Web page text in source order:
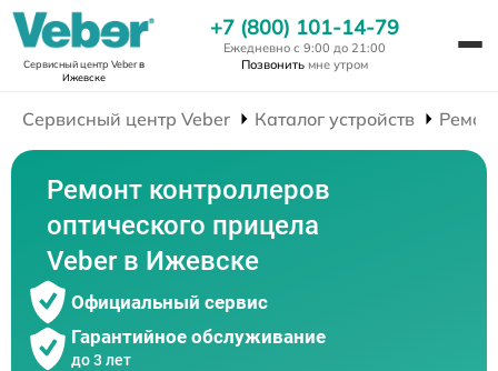
Сервисный центр Veberв
Ижевске
+7 (800) 101-14-79
Ежедневно с 9:00 до 21:00
Позвонить мне утром
Сервисный центр Veber Каталог устройств
Ремонт контроллеров
оптического прицела
Veber в Ижевске
Официальный сервис
Гарантийное обслуживание
до 3 лет